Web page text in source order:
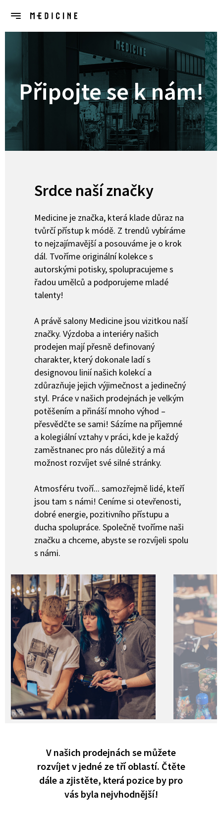
Připojte se k nám!
Srdce naší značky
Medicine je značka, která klade důraz na
tvůrčí přístup k módě. Z trendů vybíráme
to nejzajímavější a posouváme je o krok
dál. Tvoříme originální kolekce s
autorskými potisky, spolupracujeme s
řadou umělců a podporujeme mladé
talenty!
A právě salony Medicine jsou vizitkou naší
značky. Výzdoba a interiéry našich
prodejen mají přesně definovaný
charakter, který dokonale ladí s
designovou linií našich kolekcí a
zdůrazňuje jejich výjimečnost a jedinečný
styl. Práce v našich prodejnách je velkým
potěšením a přináší mnoho výhod –
přesvědčte se sami! Sázíme na příjemné
a kolegiální vztahy v práci, kde je každý
zaměstnanec pro nás důležitý a má
možnost rozvíjet své silné stránky.
Atmosféru tvoří... samozřejmě lidé, kteří
jsou tam s námi! Ceníme si otevřenosti,
dobré energie, pozitivního přístupu a
ducha spolupráce. Společně tvoříme naši
značku a chceme, abyste se rozvíjeli spolu
s námi.
V našich prodejnách se můžete
rozvíjet v jedné ze tří oblastí. Čtěte
dále a zjistěte, která pozice by pro
vás byla nejvhodnější!